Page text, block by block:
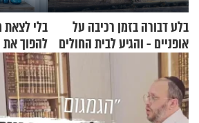
בלע דבורה בזמן רכיבה על
אופניים - והגיע לבית החולים
במצב מסכן חיים
להפוך את
מעוצבת